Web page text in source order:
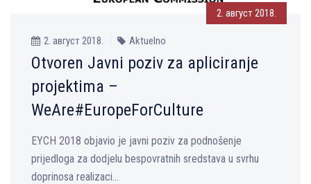
2. август 2018.
2. август 2018. Aktuelno
Otvoren Javni poziv za apliciranje
projektima –
WeAre#EuropeForCulture
EYCH 2018 objavio je javni poziv za podnošenje
prijedloga za dodjelu bespovratnih sredstava u svrhu
doprinosa realizaci...